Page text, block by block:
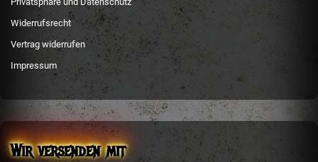
Widerrufsrecht
Vertrag widerrufen
Impressum
Wir versenden mit